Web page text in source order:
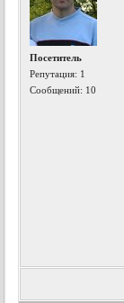
Посетитель
Репутация: 1
Сообщений: 10